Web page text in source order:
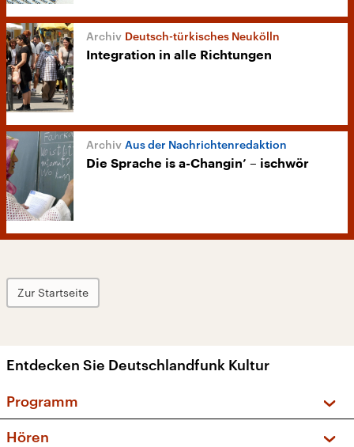
Deutsch-türkisches Neukölln
Integration in alle Richtungen
Aus der Nachrichtenredaktion
Die Sprache is a-Changin’ – ischwör
Zur Startseite
Entdecken Sie Deutschlandfunk Kultur
Programm
Hören